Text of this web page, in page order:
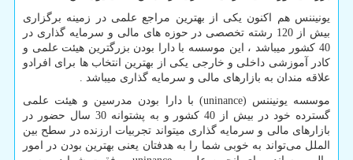
یونیننس هم اکنون یکی از بهترین مراجع علمی در زمینه برگزاری
بیش از 120 رشته تخصصی در حوزه های مالی و سرمایه گذاری در
40 کشور میباشد ، این موسسه با دارا بودن بزرگترین هیئت علمی و
کادر آموزشی داخلی و خارجی یکی از بهترین انتخاب ها برای افرادو
علاقه مندان به بازارهای مالی و سرمایه گذاری میباشد .
موسسه یونیننس (uninance) با دارا بودن مدرسین و هیئت علمی
گسترده خود در بیش از 40 کشور و به پشتوانه 30 سال حضور در
بازارهای مالی و سرمایه گذاری میتواند تجربیات ارزنده در سطح بین
الملل می‌تواند به خوبی شما را به هدفتان یعنی بهترین بودن در امور